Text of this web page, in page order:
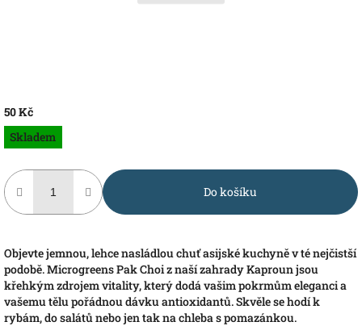
50 Kč
Měrná
cena:
Skladem
Do košíku
Objevte jemnou, lehce nasládlou chuť asijské kuchyně v té nejčistší
podobě. Microgreens Pak Choi z naší zahrady Kaproun jsou
křehkým zdrojem vitality, který dodá vašim pokrmům eleganci a
vašemu tělu pořádnou dávku antioxidantů. Skvěle se hodí k
rybám, do salátů nebo jen tak na chleba s pomazánkou.